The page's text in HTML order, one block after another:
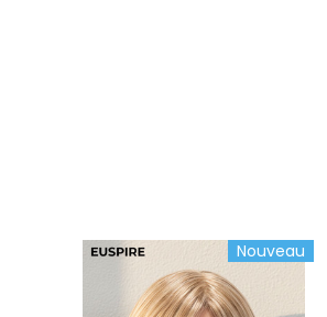
Nouveau